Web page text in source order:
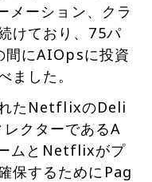
メーション、クラ
けており、75パ
間にAIOpsに投資
ました。
れたNetflixのDeli
クターであるA
ムとNetflixがプ
保するためにPag